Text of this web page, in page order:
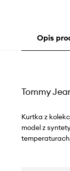
Opis
Tommy
Kurtka z
model z